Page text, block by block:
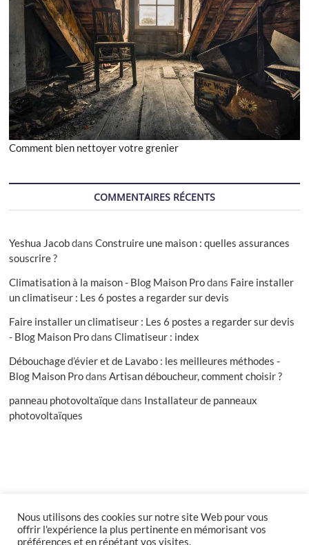
Comment bien nettoyer votre grenier
COMMENTAIRES RÉCENTS
Yeshua JacobdansConstruire une maison : quelles assurances
souscrire ?
Climatisation à la maison - Blog Maison Prodans Faire installer
un climatiseur : Les 6 postes a regarder sur devis
Faire installer un climatiseur : Les 6 postes a regarder sur devis
- Blog Maison ProdansClimatiseur : index
Débouchage d’évier et de Lavabo : les meilleures méthodes -
Blog Maison ProdansArtisan déboucheur, comment choisir ?
panneau photovoltaïquedans Installateur de panneaux
photovoltaïques
facebook
Nous utilisons des cookies sur notre site Web pour vous
offrir l'expérience la plus pertinente en mémorisant vos
préférences et en répétant vos visites.